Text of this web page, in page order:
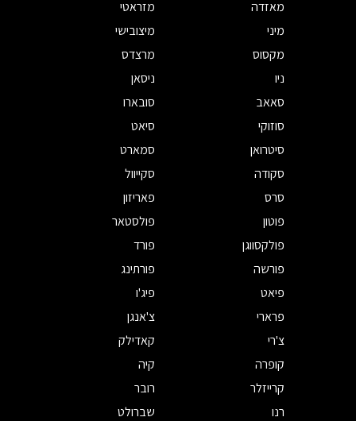
מאזדה
מזראטי
מיני
מיצובישי
מקסוס
מרצדס
ניו
ניסאן
סאאב
סובארו
סוזוקי
סיאט
סיטרואן
סמארט
סקודה
סקייוול
סרס
פאריזון
פוטון
פולסטאר
פולקסווגן
פורד
פורשה
פורתינג
פיאט
פיג'ו
פרארי
צ'אנגן
צ'רי
קאדילק
קופרה
קיה
קרייזלר
רובר
רנו
שברולט